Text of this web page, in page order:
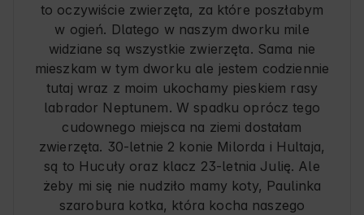
to oczywiście zwierzęta, za które poszłabym
w ogień. Dlatego w naszym dworku mile
widziane są wszystkie zwierzęta. Sama nie
mieszkam w tym dworku ale jestem codziennie
tutaj wraz z moim ukochamy pieskiem rasy
labrador Neptunem. W spadku oprócz tego
cudownego miejsca na ziemi dostałam
zwierzęta. 30-letnie 2 konie Milorda i Hultaja,
są to Hucuły oraz klacz 23-letnia Julię. Ale
żeby mi się nie nudziło mamy koty, Paulinka
szarobura kotka, która kocha naszego